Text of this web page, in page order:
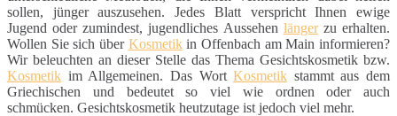
sollen, jünger auszusehen. Jedes Blatt verspricht Ihnen ewige
Jugend oder zumindest, jugendliches Aussehen längerzu erhalten.
Wollen Sie sich über Kosmetikin Offenbach am Main informieren?
Wir beleuchten an dieser Stelle das Thema Gesichtskosmetik bzw.
Kosmetik im Allgemeinen. Das WortKosmetik stammt aus dem
Griechischen und bedeutet so viel wie ordnen oder auch
schmücken. Gesichtskosmetik heutzutage ist jedoch viel mehr.